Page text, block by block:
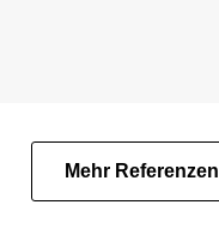
Mehr Referenzen